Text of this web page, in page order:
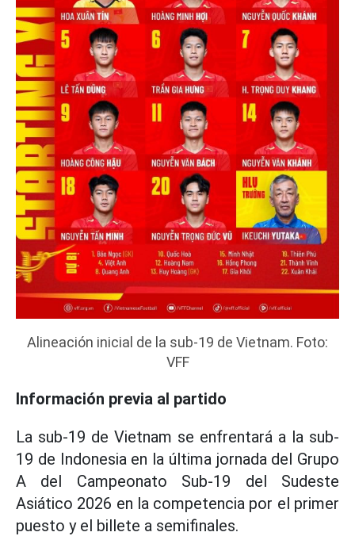
Alineación inicial de la sub-19 de Vietnam. Foto:
VFF
Información previa al partido
La sub-19 de Vietnam se enfrentará a la sub-
19 de Indonesia en la última jornada del Grupo
A del Campeonato Sub-19 del Sudeste
Asiático 2026 en la competencia por el primer
puesto y el billete a semifinales.